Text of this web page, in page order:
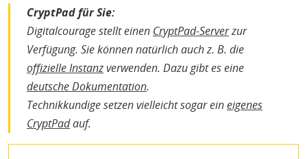
CryptPad für Sie:
Digitalcourage stellt einen CryptPad-Serverzur
Verfügung. Sie können natürlich auch z. B. die
offizielle Instanzverwenden. Dazu gibt es eine
deutsche Dokumentation.
Technikkundige setzen vielleicht sogar eineigenes
CryptPadauf.